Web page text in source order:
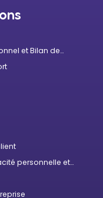
et Bilan de
personnelle et